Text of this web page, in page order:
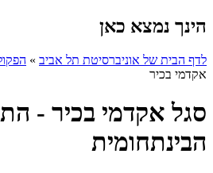
הינך נמצא כאן
לדף הבית של אוניברסיטת תל אביב »
אקדמי בכיר
סגל אקדמי בכיר -
הבינתחומית